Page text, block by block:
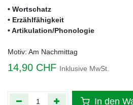
• Wortschatz
• Erzählfähigkeit
• Artikulation/Phonologie
Motiv: Am Nachmittag
14,90 CHF Inklusive MwSt.
In den